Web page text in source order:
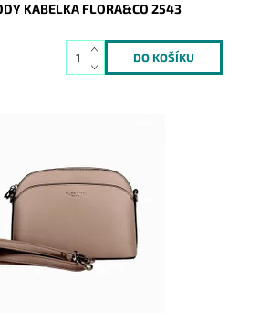
KABELKA FLORA&CO 2543